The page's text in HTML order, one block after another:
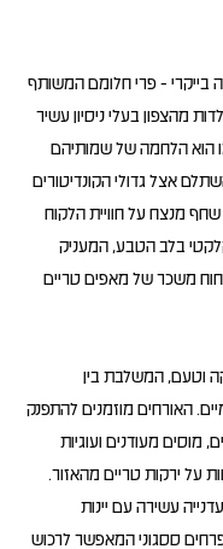
בייקרי - פרי חלומם המשותף
מהצפון בעלי ניסיון עשיר
הוא הלחמה של שמותיהם
אצל גדולי הקונדיטורים
מנצח על חוויית הלקוח
בלב הטבע, המעניק
משכר של מאפים טריים
וטעם, המשלבת בין
האורחים מוזמנים להתפנק
מוסים מעודנים ועוגיות
על ירקות טריים מהאזור.
עשירה עם יינות
פרחים ססגוני המאפשר לרכוש